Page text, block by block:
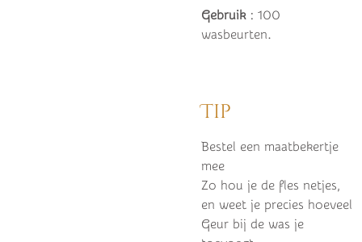
Gebruik : 100
wasbeurten.
Tip
Bestel een maatbekertje
mee
Zo hou je de fles netjes,
en weet je precies hoeveel
Geur bij de was je